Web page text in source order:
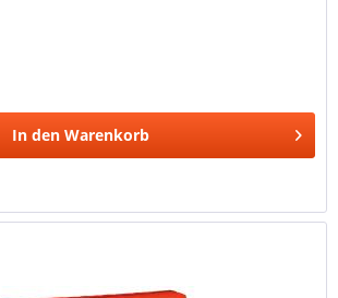
In den Warenkorb